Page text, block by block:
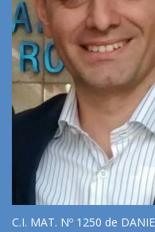
C.I. MAT. Nº 1250 de